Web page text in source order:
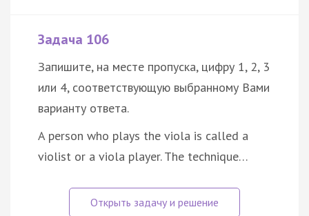
Задача 106
Запишите, на месте пропуска, цифру 1, 2, 3
или 4, соответствующую выбранному Вами
варианту ответа.
A person who plays the viola is called a
violist or a viola player. The technique…